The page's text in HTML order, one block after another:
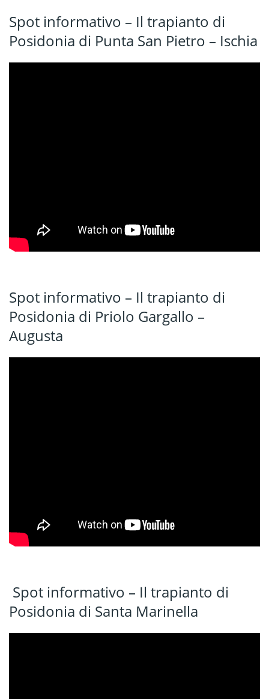
Spot informativo – Il trapianto di
Posidonia di Punta San Pietro – Ischia
Spot informativo – Il trapianto di
Posidonia di Priolo Gargallo –
Augusta
Spot informativo – Il trapianto di
Posidonia di Santa Marinella